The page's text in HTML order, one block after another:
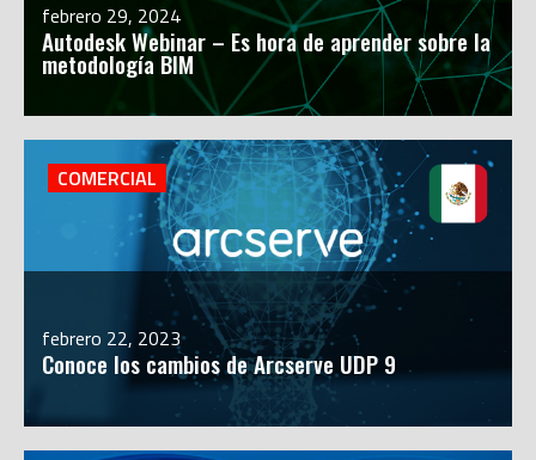
febrero 29, 2024
Autodesk Webinar – Es hora de aprender sobre la
metodología BIM
COMERCIAL
febrero 22, 2023
Conoce los cambios de Arcserve UDP 9